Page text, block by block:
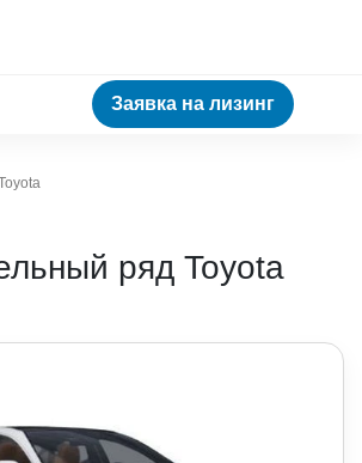
Заявка на лизинг
ряд Toyota